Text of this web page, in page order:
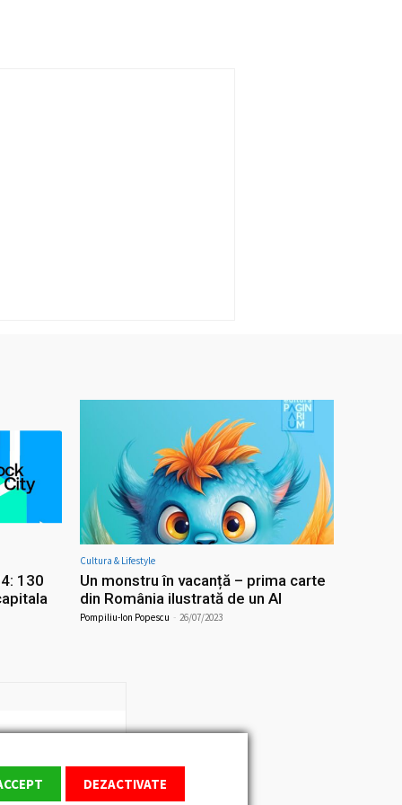
130
Cultura & Lifestyle
Un monstru în vacanță – prima carte
din România ilustrată de un AI
Pompiliu-Ion Popescu - 26/07/2023
DEZACTIVATE